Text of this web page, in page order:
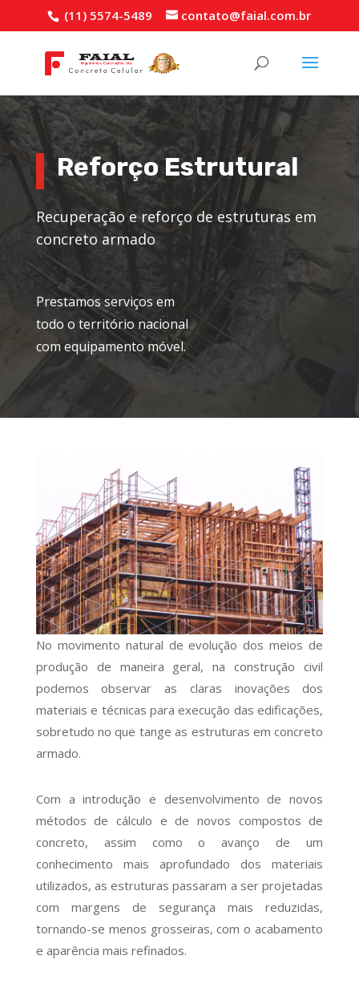
(11) 5574-5489 contato@faial.com.br
Reforço Estrutural
Recuperação e reforço de estruturas em
concreto armado
Prestamos serviços em
todo o território nacional
com equipamento móvel.
No movimento natural de evolução dos meios de
produção de maneira geral, na construção civil
podemos observar as claras inovações dos
materiais e técnicas para execução das edificações,
sobretudo no que tange as estruturas em concreto
armado.
Com a introdução e desenvolvimento de novos
métodos de cálculo e de novos compostos de
concreto, assim como o avanço de um
conhecimento mais aprofundado dos materiais
utilizados, as estruturas passaram a ser projetadas
com margens de segurança mais reduzidas,
tornando-se menos grosseiras, com o acabamento
e aparência mais refinados.